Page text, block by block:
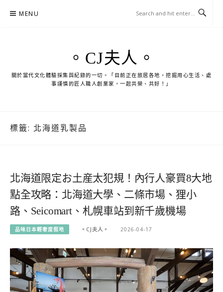
MENU
。CJ夫人。
關於當代文化體驗採集與紀錄的一切。「目前正在旅居各地，挖掘用心生活、處
事謹慎的匠人職人創業家，一起共榮、共好！」
標籤: 北海道乳製品
北海道限定お土産太犯規！內行人豪買8大地
點全攻略：北海道大學、二條市場、狸小
路、Seicomart、札幌車站到新千歲機場
品味日本輕奢度假地 。CJ夫人。 2026-04-17